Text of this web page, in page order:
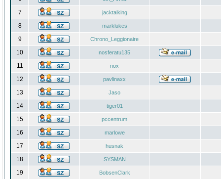
7 jacktalking
8 marklukes
9 Chrono_Leggionaire
10 nosferatu135
11 nox
12 pavlinaxx
13 Jaso
14 tiger01
15 pccentrum
16 marlowe
17 husnak
18 SYSMAN
19 BobsenClark